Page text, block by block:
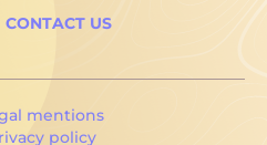
CURRENT
CONTACT US
mentions
policy